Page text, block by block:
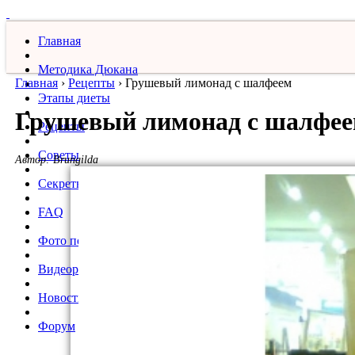
Главная
Методика Дюкана
Этапы диеты
Рецепты
Советы
Секреты
FAQ
Фото похудевших
Видеорецепты
Новости
Форум
Главная › Рецепты › Грушевый лимонад с шалфеем
Грушевый лимонад с
Автор:Brungilda